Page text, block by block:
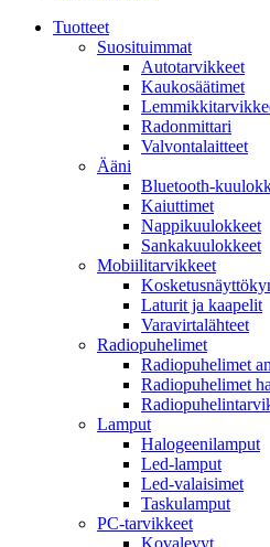
Tuotteet
Suosituimmat
Autotarvikkeet
Kaukosäätimet
Radonmittari
Valvontalaitteet
Ääni
Bluetooth-
Kaiuttimet
Nappikuulokkeet
Sankakuulokkeet
Mobiilitarvikkeet
Laturit ja kaapelit
Varavirtalähteet
Radiopuhelimet
Radiopuhelimet
Radiopuhelimet
Lamput
Halogeenilamput
Led-lamput
Led-valaisimet
Taskulamput
PC-tarvikkeet
Kovalevyt